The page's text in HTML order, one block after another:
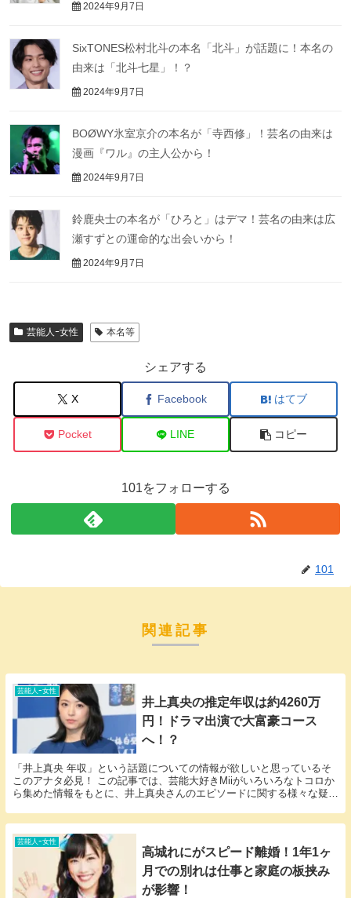
2024年9月7日
SixTONES松村北斗の本名「北斗」が話題に！本名の
由来は「北斗七星」！？
2024年9月7日
BOØWY氷室京介の本名が「寺西修」！芸名の由来は
漫画『ワル』の主人公から！
2024年9月7日
鈴鹿央士の本名が「ひろと」はデマ！芸名の由来は広
瀬すずとの運命的な出会いから！
2024年9月7日
芸能人ｰ女性 本名等
シェアする
X Facebook はてブ
Pocket LINE コピー
101をフォローする
101
関連記事
芸能人ｰ女性
井上真央の推定年収は約4260万
円！ドラマ出演で大富豪コース
へ！？
「井上真央 年収」という話題についての情報が欲しいと思っているそ
このアナタ必見！ この記事では、芸能大好きMiiがいろいろなトコロか
ら集めた情報をもとに、井上真央さんのエピソードに関する様々な疑問
芸能人ｰ女性
高城れにがスピード離婚！1年1ヶ
月での別れは仕事と家庭の板挟み
が影響！